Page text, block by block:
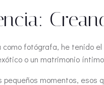
como fotógrafa, he tenido
o un matrimonio
pequeños momentos,